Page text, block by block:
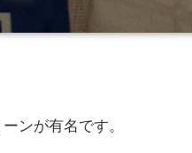
ンが有名です。